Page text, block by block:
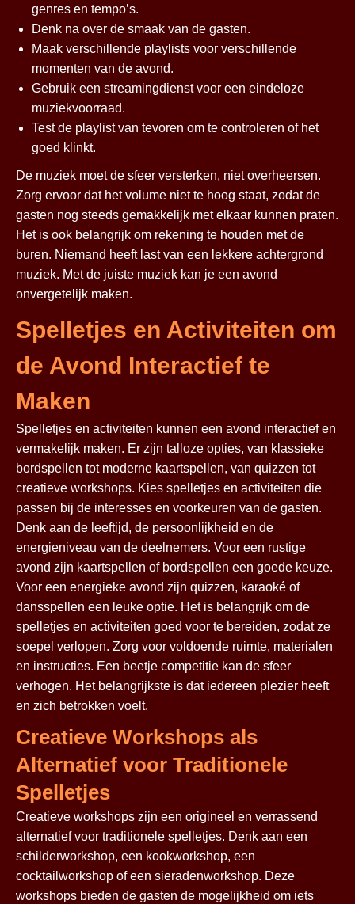
genres en tempo’s.
Denk na over de smaak van de gasten.
Maak verschillende playlists voor verschillende
momenten van de avond.
Gebruik een streamingdienst voor een eindeloze
muziekvoorraad.
Test de playlist van tevoren om te controleren of het
goed klinkt.
De muziek moet de sfeer versterken, niet overheersen.
Zorg ervoor dat het volume niet te hoog staat, zodat de
gasten nog steeds gemakkelijk met elkaar kunnen praten.
Het is ook belangrijk om rekening te houden met de
buren. Niemand heeft last van een lekkere achtergrond
muziek. Met de juiste muziek kan je een avond
onvergetelijk maken.
Spelletjes en Activiteiten om
de Avond Interactief te
Maken
Spelletjes en activiteiten kunnen een avond interactief en
vermakelijk maken. Er zijn talloze opties, van klassieke
bordspellen tot moderne kaartspellen, van quizzen tot
creatieve workshops. Kies spelletjes en activiteiten die
passen bij de interesses en voorkeuren van de gasten.
Denk aan de leeftijd, de persoonlijkheid en de
energieniveau van de deelnemers. Voor een rustige
avond zijn kaartspellen of bordspellen een goede keuze.
Voor een energieke avond zijn quizzen, karaoké of
dansspellen een leuke optie. Het is belangrijk om de
spelletjes en activiteiten goed voor te bereiden, zodat ze
soepel verlopen. Zorg voor voldoende ruimte, materialen
en instructies. Een beetje competitie kan de sfeer
verhogen. Het belangrijkste is dat iedereen plezier heeft
en zich betrokken voelt.
Creatieve Workshops als
Alternatief voor Traditionele
Spelletjes
Creatieve workshops zijn een origineel en verrassend
alternatief voor traditionele spelletjes. Denk aan een
schilderworkshop, een kookworkshop, een
cocktailworkshop of een sieradenworkshop. Deze
workshops bieden de gasten de mogelijkheid om iets